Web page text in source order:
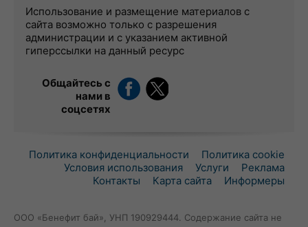
Использование и размещение материалов с
сайта возможно только с разрешения
администрации и с указанием активной
гиперссылки на данный ресурс
Общайтесь с
нами в
соцсетях
Политика конфиденциальности
Политика cookie
Условия использования
Услуги
Реклама
Контакты
Карта сайта Информеры
ООО «Бенефит бай», УНП 190929444. Содержание сайта не